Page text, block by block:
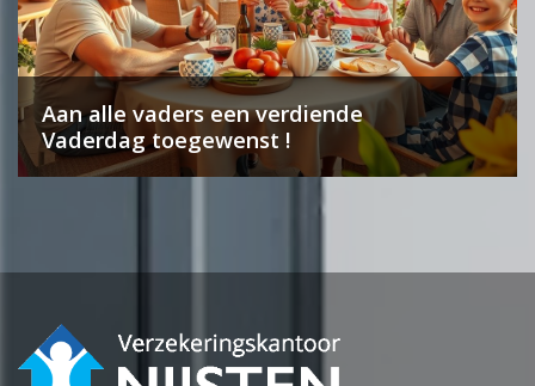
Aan alle vaders een verdiende
Vaderdag toegewenst !